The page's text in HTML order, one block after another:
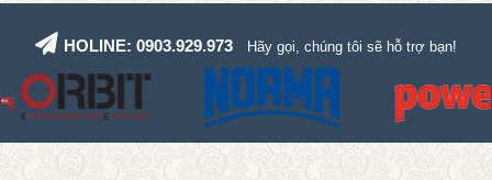
HOLINE: 0903.929.973 Hãy gọi, chúng tôi sẽ hỗ trợ bạn!